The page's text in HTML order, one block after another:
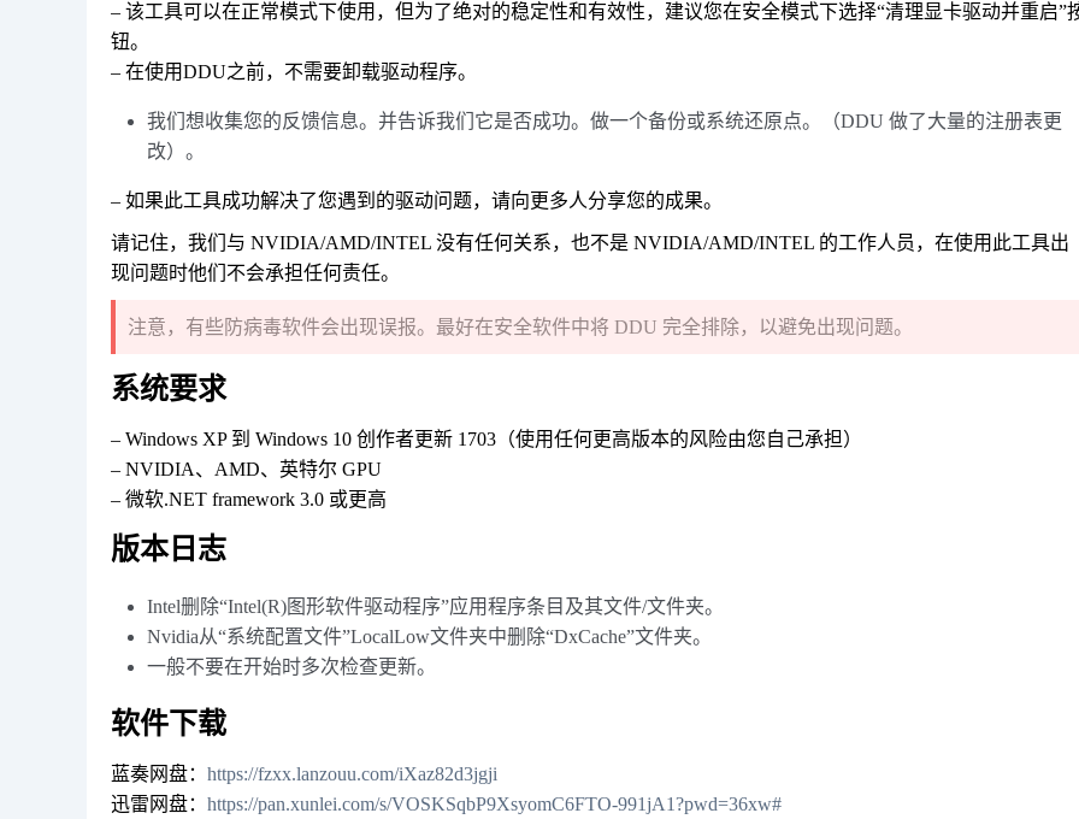
– 该工具可以在正常模式下使用，但为了绝对的稳定性和有效性，建议您在安全模式下选择“清理显卡驱动并重启”
钮。
– 在使用DDU之前，不需要卸载驱动程序。
我们想收集您的反馈信息。并告诉我们它是否成功。做一个备份或系统还原点。（DDU 做了大量的注册表更
改）。
– 如果此工具成功解决了您遇到的驱动问题，请向更多人分享您的成果。
请记住，我们与 NVIDIA/AMD/INTEL 没有任何关系，也不是 NVIDIA/AMD/INTEL 的工作人员，在使用此工具出
现问题时他们不会承担任何责任。
注意，有些防病毒软件会出现误报。最好在安全软件中将 DDU 完全排除，以避免出现问题。
系统要求
– Windows XP 到 Windows 10 创作者更新 1703（使用任何更高版本的风险由您自己承担）
– NVIDIA、AMD、英特尔 GPU
– 微软.NET framework 3.0 或更高
版本日志
Intel删除“Intel(R)图形软件驱动程序”应用程序条目及其文件/文件夹。
Nvidia从“系统配置文件”LocalLow文件夹中删除“DxCache”文件夹。
一般不要在开始时多次检查更新。
软件下载
蓝奏网盘： https://fzxx.lanzouu.com/iXaz82d3jgji
迅雷网盘： https://pan.xunlei.com/s/VOSKSqbP9XsyomC6FTO-991jA1?pwd=36xw#